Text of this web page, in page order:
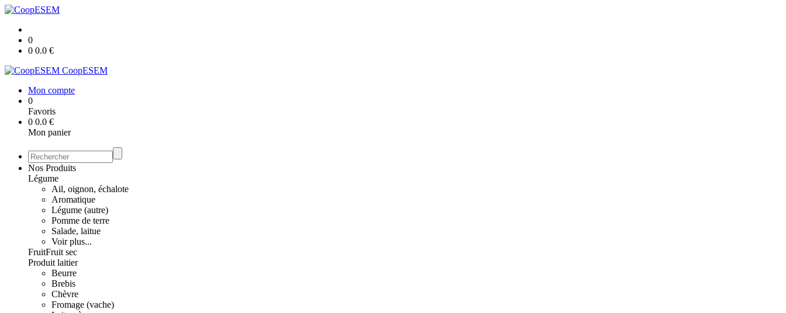
0
0 0.0 €
CoopESEM
Mon compte
0
Favoris
0 0.0 €
Mon panier
Nos Produits
Légume
Ail, oignon, échalote
Aromatique
Légume (autre)
Pomme de terre
Salade, laitue
Voir plus...
FruitFruit sec
Produit laitier
Beurre
Brebis
Chèvre
Fromage (vache)